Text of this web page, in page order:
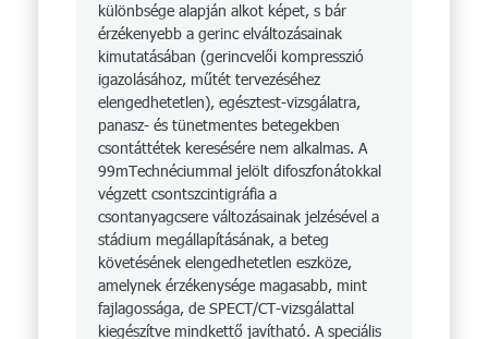
különbsége alapján alkot képet, s bár
érzékenyebb a gerinc elváltozásainak
kimutatásában (gerincvelői kompresszió
igazolásához, műtét tervezéséhez
elengedhetetlen), egésztest-vizsgálatra,
panasz- és tünetmentes betegekben
csontáttétek keresésére nem alkalmas. A
99mTechnéciummal jelölt difoszfonátokkal
végzett csontszcintigráfia a
csontanyagcsere változásainak jelzésével a
stádium megállapításának, a beteg
követésének elengedhetetlen eszköze,
amelynek érzékenysége magasabb, mint
fajlagossága, de SPECT/CT-vizsgálattal
kiegészítve mindkettő javítható. A speciális